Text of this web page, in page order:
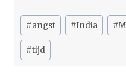
Bericht
tags:
#angst #India #
#tijd